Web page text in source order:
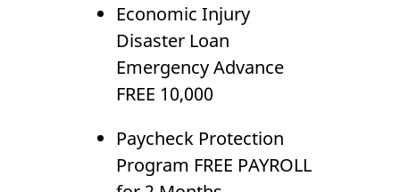
Economic Injury
Disaster Loan
Emergency Advance
FREE 10,000
Paycheck Protection
Program FREE PAYROLL